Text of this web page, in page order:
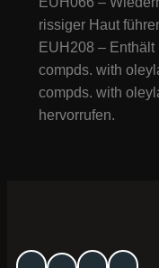
rissiger Haut
EUH208 –
compds. with
compds. with
hervorrufen.